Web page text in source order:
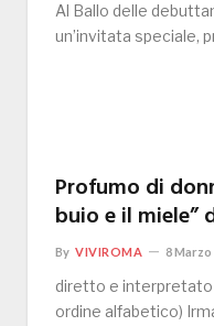
Al Ballo delle
un’invitata speciale,
Profumo di
buio e il miele”
By VIVIROMA 8 Marzo
diretto e interpretato
ordine alfabetico)